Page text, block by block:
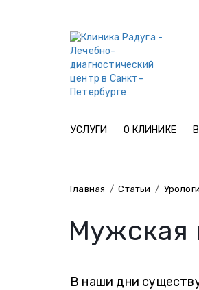
УСЛУГИ О КЛИНИКЕ
Главная /Статьи /
Мужская
В наши дни